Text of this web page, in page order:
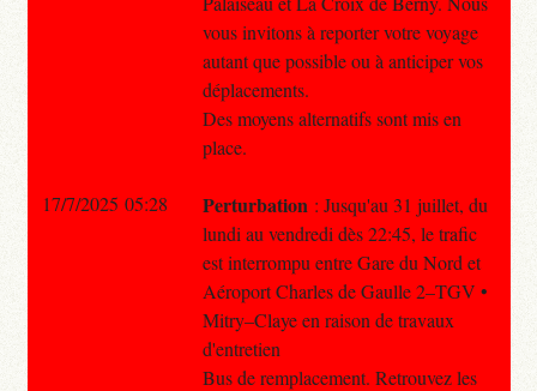
vous invitons à reporter votre voyage
autant que possible ou à anticiper vos
déplacements.
Des moyens alternatifs sont mis en
place.
Perturbation : Jusqu'au 31 juillet, du
lundi au vendredi dès 22:45, le trafic
est interrompu entre Gare du Nord et
Aéroport Charles de Gaulle 2–TGV •
Mitry–Claye en raison de travaux
d'entretien
Bus de remplacement. Retrouvez les
17/7/2025 05:28